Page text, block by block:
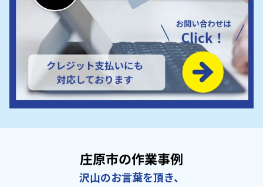
庄原市の作業事例
沢山のお言葉を頂き、